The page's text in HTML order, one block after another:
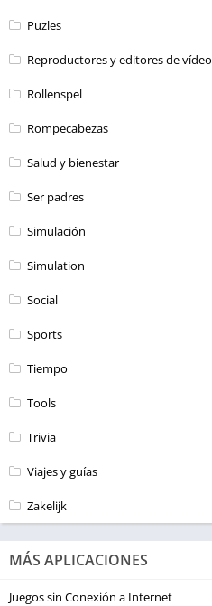
Puzles
Reproductores y editores de vídeo
Rollenspel
Rompecabezas
Salud y bienestar
Ser padres
Simulación
Simulation
Social
Sports
Tiempo
Tools
Trivia
Viajes y guías
Zakelijk
MÁS APLICACIONES
Juegos sin Conexión a Internet